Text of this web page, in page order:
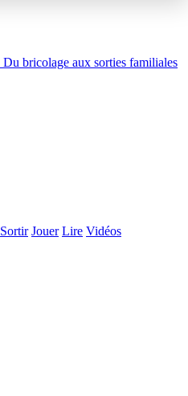
Du bricolage aux sorties familiales
Sortir Jouer Lire Vidéos